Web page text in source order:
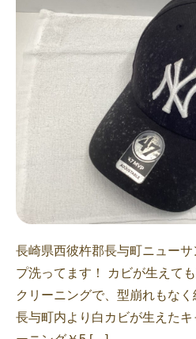
長崎県西彼杵郡長与町ニュー
プ洗ってます！ カビが生えて
クリーニングで、型崩れもなく
長与町内より白カビが生えた